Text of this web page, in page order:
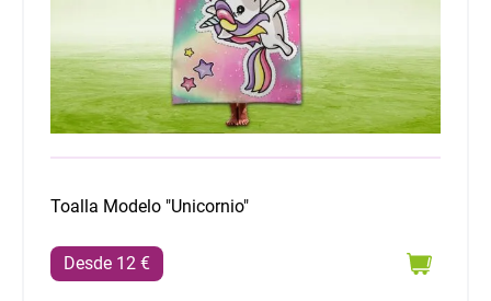
Toalla Modelo "Unicornio"
Desde 12 €